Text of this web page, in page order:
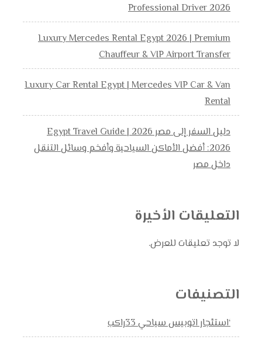
Professional Driver 2026
Luxury Mercedes Rental Egypt 2026 | Premium
Chauffeur & VIP Airport Transfer
Luxury Car Rental Egypt | Mercedes VIP Car & Van
Rental
دليل السفر إلى مصر 2026 | Egypt Travel Guide
2026: أفضل الأماكن السياحية وأفخم وسائل التنقل
داخل مصر
التعليقات الأخيرة
لا توجد تعليقات للعرض.
التصنيفات
‘استئجار اتوبيس سياحي 33راكب